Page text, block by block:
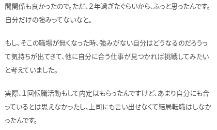
間関係も良かったので。ただ、２年過ぎたぐらいから、ふっと思ったんです。
自分だけの強みってないなと。
もし、そこの職場が無くなった時、強みがない自分はどうなるのだろうっ
て気持ちが出てきて、他に自分に合う仕事が見つかれば挑戦してみたい
と考えていました。
実際、１回転職活動もして内定はもらったんですけど、あまり自分にも合
っているとは思えなかったし、上司にも言い出せなくて結局転職はしなか
ったんです。